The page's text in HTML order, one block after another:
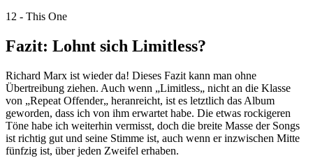
12 - This One
Fazit: Lohnt sich Limitless?
Richard Marx ist wieder da! Dieses Fazit kann man ohne
Übertreibung ziehen. Auch wenn „Limitless„ nicht an die Klasse
von „Repeat Offender„ heranreicht, ist es letztlich das Album
geworden, dass ich von ihm erwartet habe. Die etwas rockigeren
Töne habe ich weiterhin vermisst, doch die breite Masse der Songs
ist richtig gut und seine Stimme ist, auch wenn er inzwischen Mitte
fünfzig ist, über jeden Zweifel erhaben.